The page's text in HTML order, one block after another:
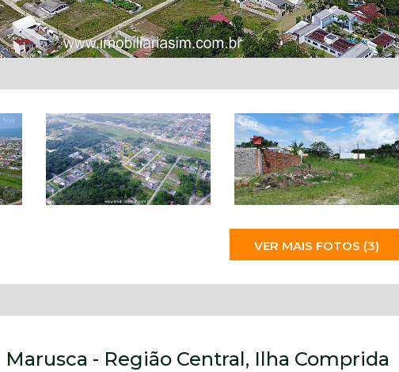
VER MAIS FOTOS (3)
Marusca - Região Central, Ilha Comprida